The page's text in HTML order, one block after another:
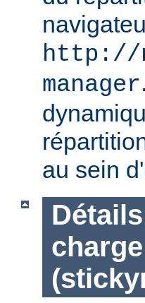
http://
manager
au sein